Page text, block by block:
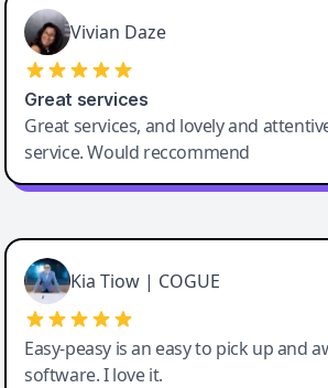
Vivian Daze
Great services
Great services, and lovely and
service. Would reccommend
Cody Crabb
Great service, Best AI tool
Kia Tiow | COGUE
Easy-peasy is an easy to pick up and
software. I love it.